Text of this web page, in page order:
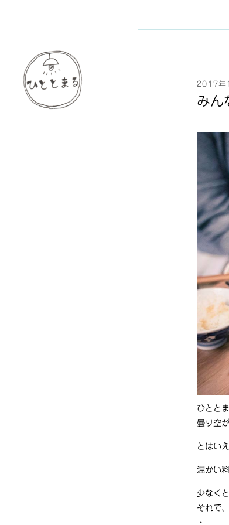
2017年
みん
ひとと
曇り空
とはい
温かい
少なく
それで
・